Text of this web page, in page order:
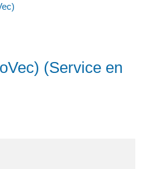
(Service en